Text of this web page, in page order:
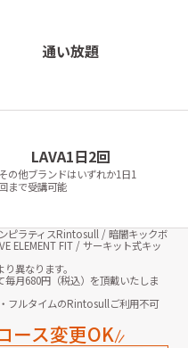
通い放題
LAVA1日2回
その他ブランドはいずれか1日1
まで受講可能
ピラティスRintosull / 暗闇キックボ
ELEMENT FIT / サーキット式キッ
異なります。
毎月680円（税込）を頂戴いたしま
フルタイムのRintosullご利用不可
ース変更OK